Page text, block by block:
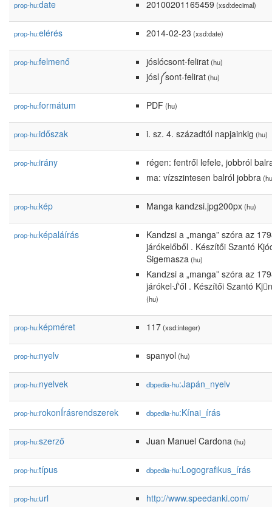
prop-hu:date 20100201165459 (xsd:decimal)
prop-hu:elérés 2014-02-23 (xsd:date)
prop-hu:felmenő jóslócsont-felirat(hu)
jósl༼sont-felirat(hu)
prop-hu:formátum PDF (hu)
prop-hu:időszak i. sz. 4. századtól napjainkig (hu)
prop-hu:irány
régen: fentről lefele, jobbról
ma: vízszintesen balról jobbra
prop-hu:kép Manga kandzsi.jpg200px(hu)
prop-hu:képaláírás
Kandzsi a „manga” szóra az
járókelőből . Készítői Szantó
Sigemasza(hu)
Kandzsi a „manga” szóra az
járókelᔛől . Készítői Szantó
(hu)
prop-hu:képméret 117(xsd:integer)
prop-hu:nyelv spanyol (hu)
prop-hu:nyelvek dbpedia-hu:Japán_nyelv
prop-hu:rokonÍrásrendszerek dbpedia-hu:Kínai_írás
prop-hu:szerző Juan Manuel Cardona(hu)
prop-hu:típus dbpedia-hu:Logografikus_írás
prop-hu:url http://www.speedanki.com/